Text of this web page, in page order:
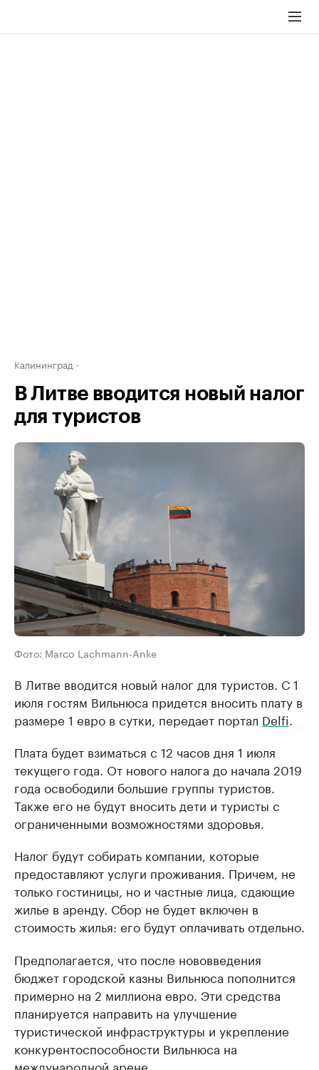
Калининград
В Литве вводится новый налог
для туристов
Фото: Marco Lachmann-Anke
В Литве вводится новый налог для туристов. С 1
июля гостям Вильнюса придется вносить плату в
размере 1 евро в сутки, передает портал Delfi
Плата будет взиматься с 12 часов дня 1 июля
текущего года. От нового налога до начала 2019
года освободили большие группы туристов.
Также его не будут вносить дети и туристы с
ограниченными возможностями здоровья.
Налог будут собирать компании, которые
предоставляют услуги проживания. Причем, не
только гостиницы, но и частные лица, сдающие
жилье в аренду. Сбор не будет включен в
стоимость жилья: его будут оплачивать отдельно.
Предполагается, что после нововведения
бюджет городской казны Вильнюса пополнится
примерно на 2 миллиона евро. Эти средства
планируется направить на улучшение
туристической инфраструктуры и укрепление
конкурентоспособности Вильнюса на
международной арене.